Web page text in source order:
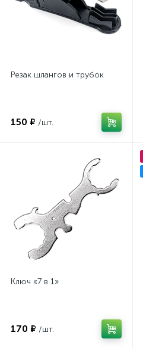
Резак шлангов и трубок
150 ₽ /шт.
Ключ «7 в 1»
170 ₽ /шт.